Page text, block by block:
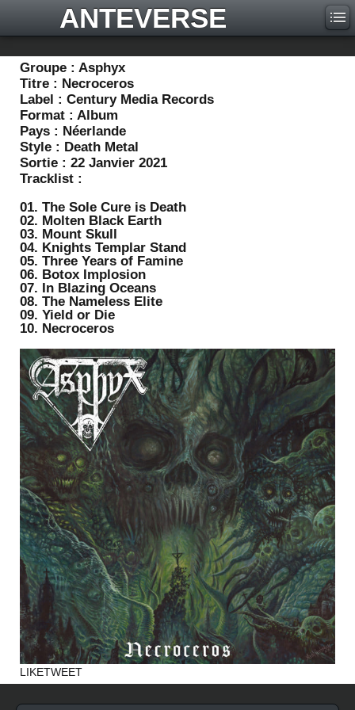
ANTEVERSE
Groupe : Asphyx
Titre : Necroceros
Label : Century Media Records
Format : Album
Pays : Néerlande
Style : Death Metal
Sortie : 22 Janvier 2021
Tracklist :
01. The Sole Cure is Death
02. Molten Black Earth
03. Mount Skull
04. Knights Templar Stand
05. Three Years of Famine
06. Botox Implosion
07. In Blazing Oceans
08. The Nameless Elite
09. Yield or Die
10. Necroceros
LIKETWEET